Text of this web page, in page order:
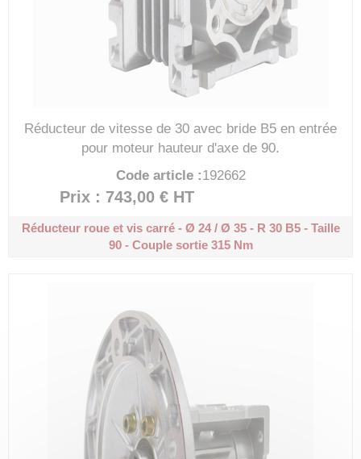
Réducteur de vitesse de 30 avec bride B5 en entrée
pour moteur hauteur d'axe de 90.
Code article :192662
Prix : 743,00 € HT
Réducteur roue et vis carré - Ø 24 / Ø 35 - R 30B5 - Taille
90 - Couple sortie 315 Nm